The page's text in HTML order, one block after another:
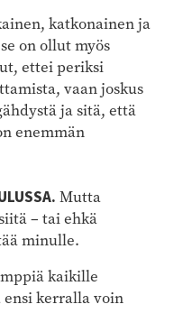
katkonainen ja
on ollut myös
ettei periksi
vaan joskus
ja sitä, että
enemmän
Mutta
– tai ehkä
minulle.
kaikille
kerralla voin